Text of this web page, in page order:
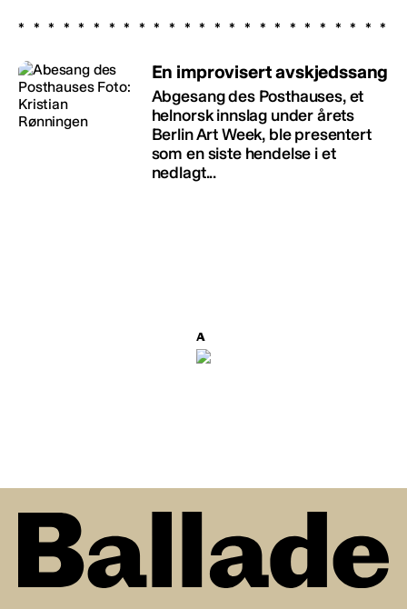
En improvisert avskjedssang
Abgesang des Posthauses, et
helnorsk innslag under årets
Berlin Art Week, ble presentert
som en siste hendelse i et
nedlagt...